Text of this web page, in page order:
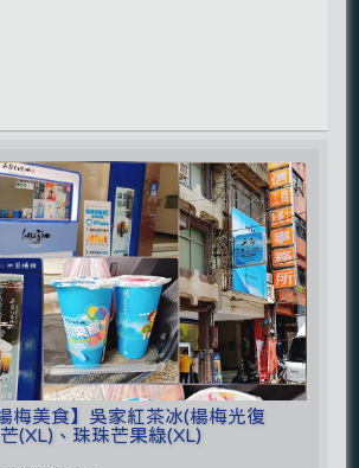
美食】吳家紅茶冰(楊梅光復
(XL)、珠珠芒果綠(XL)